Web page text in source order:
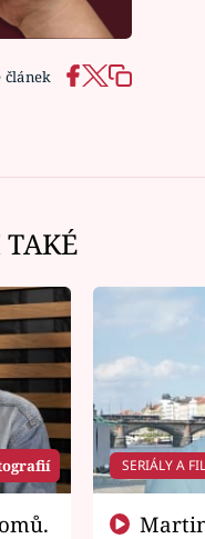
článek
TAKÉ
SERIÁLY A